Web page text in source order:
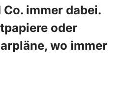
immer dabei.
oder
wo immer